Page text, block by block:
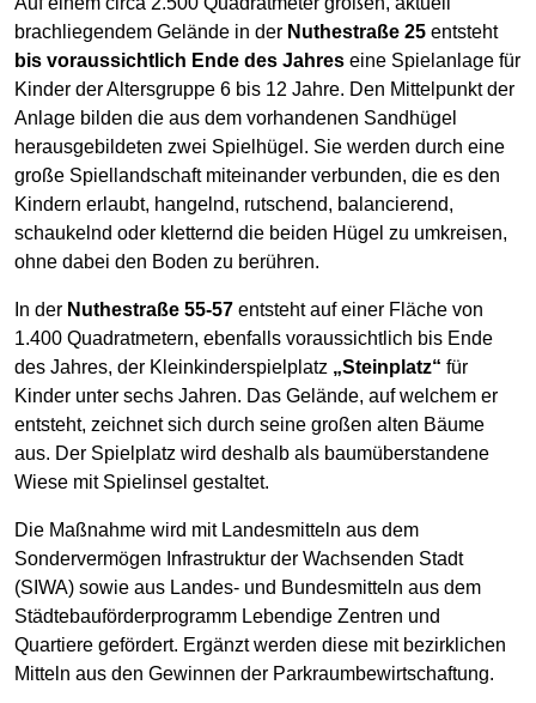
brachliegendem Gelände in der Nuthestraße 25 entsteht
bis voraussichtlich Ende des Jahres eine Spielanlage für
Kinder der Altersgruppe 6 bis 12 Jahre. Den Mittelpunkt der
Anlage bilden die aus dem vorhandenen Sandhügel
herausgebildeten zwei Spielhügel. Sie werden durch eine
große Spiellandschaft miteinander verbunden, die es den
Kindern erlaubt, hangelnd, rutschend, balancierend,
schaukelnd oder kletternd die beiden Hügel zu umkreisen,
ohne dabei den Boden zu berühren.
In der Nuthestraße 55-57 entsteht auf einer Fläche von
1.400 Quadratmetern, ebenfalls voraussichtlich bis Ende
des Jahres, der Kleinkinderspielplatz „Steinplatz“ für
Kinder unter sechs Jahren. Das Gelände, auf welchem er
entsteht, zeichnet sich durch seine großen alten Bäume
aus. Der Spielplatz wird deshalb als baumüberstandene
Wiese mit Spielinsel gestaltet.
Die Maßnahme wird mit Landesmitteln aus dem
Sondervermögen Infrastruktur der Wachsenden Stadt
(SIWA) sowie aus Landes- und Bundesmitteln aus dem
Städtebauförderprogramm Lebendige Zentren und
Quartiere gefördert. Ergänzt werden diese mit bezirklichen
Mitteln aus den Gewinnen der Parkraumbewirtschaftung.